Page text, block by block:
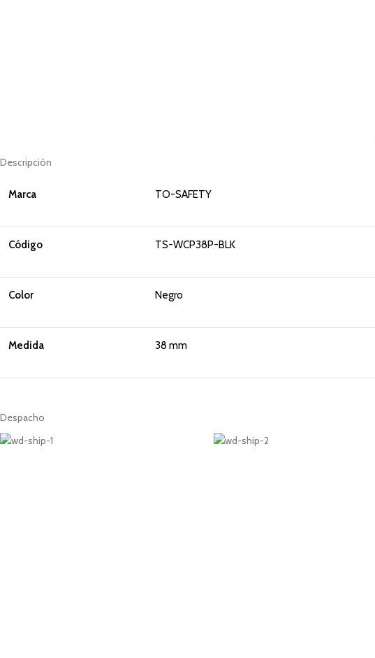
Descripción
Marca TO-SAFETY
Código TS-WCP38P-BLK
Color Negro
Medida 38 mm
Despacho